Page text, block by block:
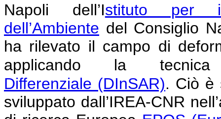
Napoli dell’Istituto per il
dell’Ambiente del Consiglio
ha rilevato il campo di
applicando la
Differenziale (DInSAR). Ciò è
sviluppato dall’IREA-CNR